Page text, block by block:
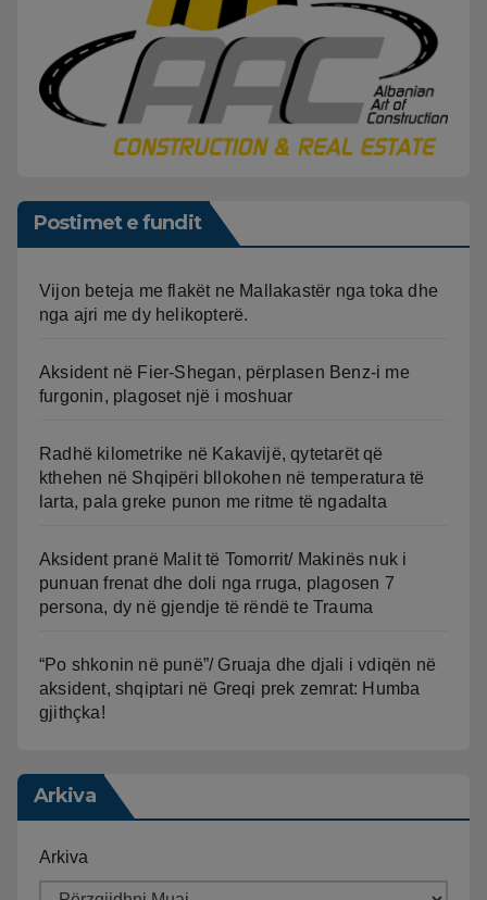
Postimet e fundit
Vijon beteja me flakët ne Mallakastër nga toka dhe
nga ajri me dy helikopterë.
Aksident në Fier-Shegan, përplasen Benz-i me
furgonin, plagoset një i moshuar
Radhë kilometrike në Kakavijë, qytetarët që
kthehen në Shqipëri bllokohen në temperatura të
larta, pala greke punon me ritme të ngadalta
Aksident pranë Malit të Tomorrit/ Makinës nuk i
punuan frenat dhe doli nga rruga, plagosen 7
persona, dy në gjendje të rëndë te Trauma
“Po shkonin në punë”/ Gruaja dhe djali i vdiqën në
aksident, shqiptari në Greqi prek zemrat: Humba
gjithçka!
Arkiva
Arkiva